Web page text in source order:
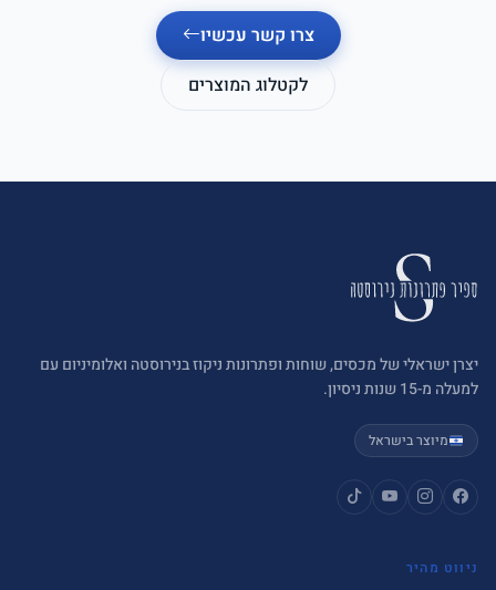
צרו קשר עכשיו
לקטלוג המוצרים
יצרן ישראלי של מכסים, שוחות ופתרונות ניקוז בנירוסטה ואלומיניום עם
למעלה מ-15 שנות ניסיון.
מיוצר בישראל
ניווט מהיר